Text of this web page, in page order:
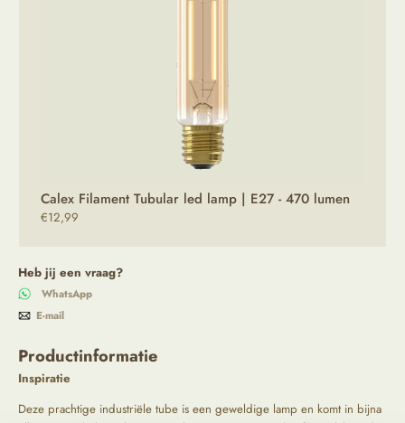
Calex Filament Tubular led lamp | E27 - 470 lumen
€12,99
Heb jij een vraag?
WhatsApp
E-mail
Productinformatie
Inspiratie
Deze prachtige industriële tube is een geweldige lamp en komt in bijna